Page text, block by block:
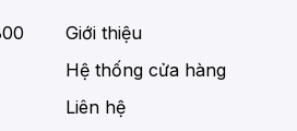
Giới thiệu
Hệ thống cửa hàng
Liên hệ